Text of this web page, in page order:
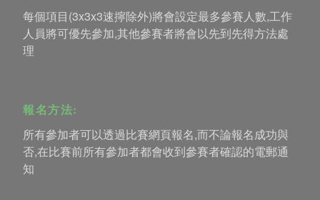
每個項目(3x3x3速擰除外)將會設定最多參賽人數,工作
人員將可優先參加,其他參賽者將會以先到先得方法處
理
報名方法:
所有參加者可以透過比賽網頁報名,而不論報名成功與
否,在比賽前所有參加者都會收到參賽者確認的電郵通
知